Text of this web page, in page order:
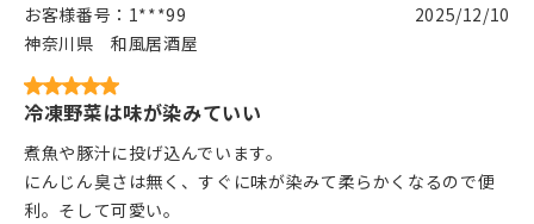
お客様番号： 1***99
神奈川県
和風居酒屋
2025/12/10
冷凍野菜は味が染みていい
煮魚や豚汁に投げ込んでいます。
にんじん臭さは無く、すぐに味が染みて柔らかくなるので便
利。そして可愛い。